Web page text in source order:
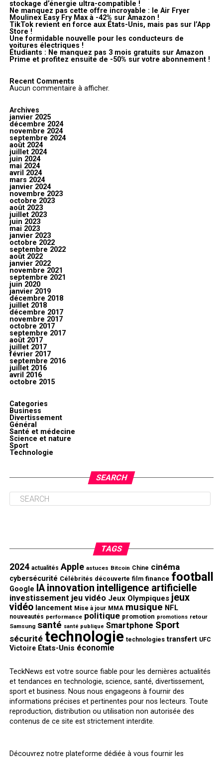
stockage d’énergie ultra-compatible !
Ne manquez pas cette offre incroyable : le Air Fryer
Moulinex Easy Fry Max à -42% sur Amazon !
TikTok revient en force aux États-Unis, mais pas sur l’App
Store !
Une formidable nouvelle pour les conducteurs de
voitures électriques !
Étudiants : Ne manquez pas 3 mois gratuits sur Amazon
Prime et profitez ensuite de -50% sur votre abonnement !
Recent Comments
Aucun commentaire à afficher.
Archives
janvier 2025
décembre 2024
novembre 2024
septembre 2024
août 2024
juillet 2024
juin 2024
mai 2024
avril 2024
mars 2024
janvier 2024
novembre 2023
octobre 2023
août 2023
juillet 2023
juin 2023
mai 2023
janvier 2023
octobre 2022
septembre 2022
août 2022
janvier 2022
novembre 2021
septembre 2021
juin 2020
janvier 2019
décembre 2018
juillet 2018
décembre 2017
novembre 2017
octobre 2017
septembre 2017
août 2017
juillet 2017
février 2017
septembre 2016
juillet 2016
avril 2016
octobre 2015
Categories
Business
Divertissement
Général
Santé et médecine
Science et nature
Sport
Technologie
SEARCH
TAGS
2024 actualités Apple astuces Bitcoin Chine cinéma
cybersécurité Célébrités découverte film finance football
Google IA innovation intelligence artificielle
investissement jeu vidéo Jeux Olympiques jeux
vidéo lancement Mise à jour MMA musique NFL
nouveautés performance politique promotion promotions retour
Samsung santé santé publique Smartphone Sport
sécurité technologie technologies transfert UFC
Victoire États-Unis économie
TeckNews est votre source fiable pour les dernières actualités
et tendances en technologie, science, santé, divertissement,
sport et business. Nous nous engageons à fournir des
informations précises et pertinentes pour nos lecteurs. Toute
reproduction, distribution ou utilisation non autorisée des
contenus de ce site est strictement interdite.
Découvrez notre plateforme dédiée à vous fournir les